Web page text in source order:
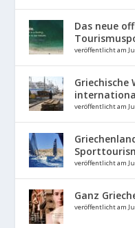
Das neue
veröffentlicht am
Griechische
veröffentlicht am
veröffentlicht am
Ganz
veröffentlicht am